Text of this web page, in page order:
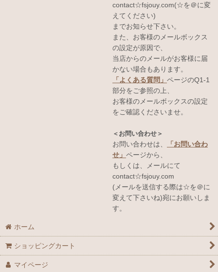
contact☆fsjouy.com(☆を＠に変
えてください)
までお知らせ下さい。
また、お客様のメールボックス
の設定が原因で、
当店からのメールがお客様に届
かない場合もあります。
「よくある質問」 ページのQ1-1
部分をご参照の上、
お客様のメールボックスの設定
をご確認くださいませ。
＜お問い合わせ＞
お問い合わせは、
「お問い合わ
せ」 ページから、
もしくは、メールにて
contact☆fsjouy.com
(メールを送信する際は☆を＠に
変えて下さいね)宛にお願いしま
す。
ホーム
ショッピングカート
マイページ